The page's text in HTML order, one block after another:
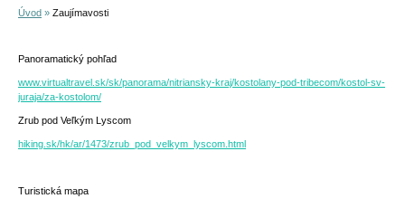
Úvod » Zaujímavosti
Panoramatický pohľad
www.virtualtravel.sk/sk/panorama/nitriansky-kraj/kostolany-pod-tribecom/kostol-sv-
juraja/za-kostolom/
Zrub pod Veľkým Lyscom
hiking.sk/hk/ar/1473/zrub_pod_velkym_lyscom.html
Turistická mapa